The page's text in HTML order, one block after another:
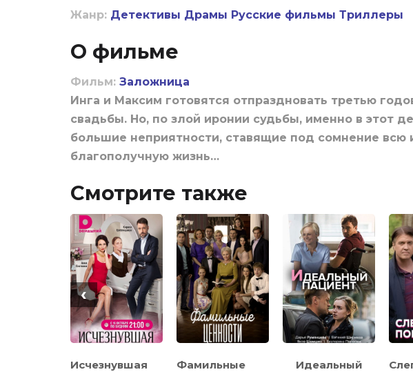
Жанр: Детективы Драмы Русские фильмы Триллеры
О фильме
Фильм: Заложница
Инга и Максим готовятся отпраздновать третью
свадьбы. Но, по злой иронии судьбы, именно в этот
большие неприятности, ставящие под сомнение всю
благополучную жизнь…
Смотрите также
Исчезнувшая
Фамильные
Идеальный
‹